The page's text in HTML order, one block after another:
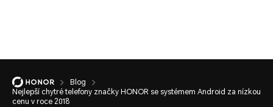
Blog
Nejlepší chytré telefony značky HONOR se systémem Android za nízkou
cenu v roce 2018